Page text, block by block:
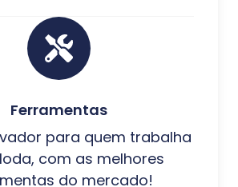
Ferramentas
para quem trabalha
com as melhores
do mercado!